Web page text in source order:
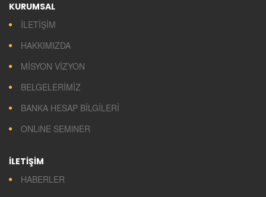
KURUMSAL
İLETİŞİM
HAKKIMIZDA
MİSYON VİZYON
BELGELERİMİZ
BANKA HESAP BİLGİLERİ
ONLiNE SEMiNER
İLETİŞİM
HABERLER